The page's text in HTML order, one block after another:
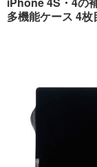
音楽
ペット
プッシュ通知の停
多機能ケース 4